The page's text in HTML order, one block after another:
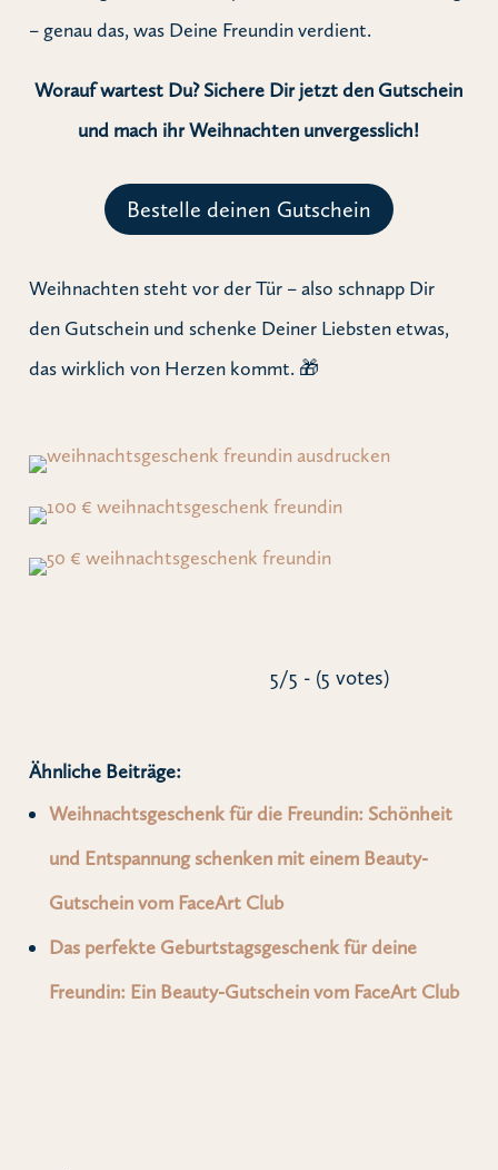
– genau das, was Deine Freundin verdient.
Worauf wartest Du? Sichere Dir jetzt den Gutschein
und mach ihr Weihnachten unvergesslich!
Bestelle deinen Gutschein
Weihnachten steht vor der Tür – also schnapp Dir
den Gutschein und schenke Deiner Liebsten etwas,
das wirklich von Herzen kommt. 🎁
5/5 - (5 votes)
Ähnliche Beiträge:
Weihnachtsgeschenk für die Freundin: Schönheit
und Entspannung schenken mit einem Beauty-
Gutschein vom FaceArt Club
Das perfekte Geburtstagsgeschenk für deine
Freundin: Ein Beauty-Gutschein vom FaceArt Club